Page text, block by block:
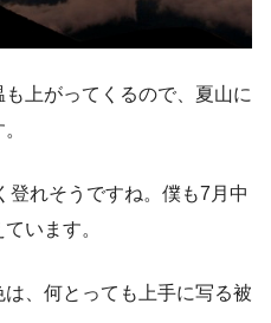
上がってくるので、夏山に
登れそうですね。僕も7月中
います。
、何とっても上手に写る被